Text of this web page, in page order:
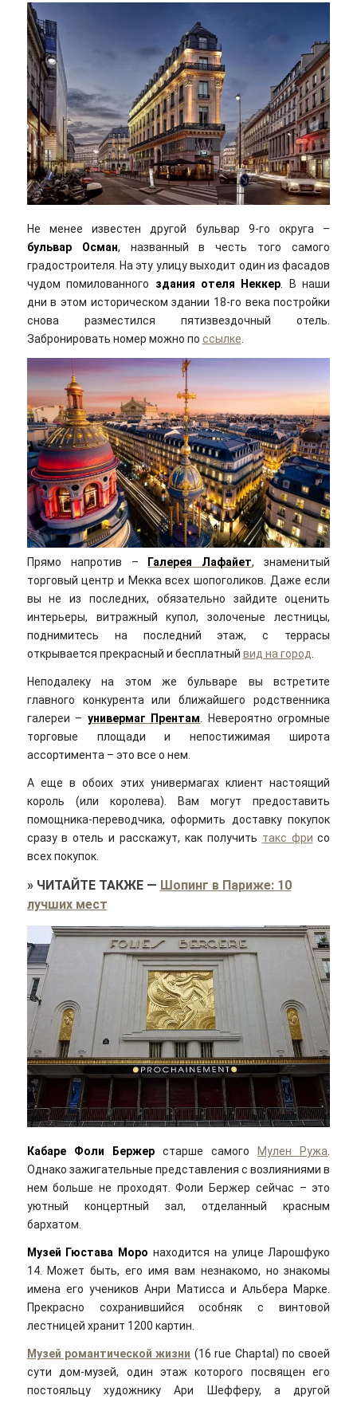
Не менее известен другой бульвар 9-го округа –
бульвар Осман, названный в честь того самого
градостроителя. На эту улицу выходит один из фасадов
чудом помилованного здания отеля Неккер . В наши
дни в этом историческом здании 18-го века постройки
снова разместился пятизвездочный отель.
Забронировать номер можно по ссылке
Прямо напротив – Галерея Лафайет, знаменитый
торговый центр и Мекка всех шопоголиков. Даже если
вы не из последних, обязательно зайдите оценить
интерьеры, витражный купол, золоченые лестницы,
поднимитесь на последний этаж, с террасы
открывается прекрасный и бесплатный вид на город
Неподалеку на этом же бульваре вы встретите
главного конкурента или ближайшего родственника
галереи – универмаг Прентам . Невероятно огромные
торговые площади и непостижимая широта
ассортимента – это все о нем.
А еще в обоих этих универмагах клиент настоящий
король (или королева). Вам могут предоставить
помощника-переводчика, оформить доставку покупок
сразу в отель и расскажут, как получить такс фри со
всех покупок.
» ЧИТАЙТЕ ТАКЖЕ— Шопинг в Париже: 10
лучших мест
Кабаре Фоли Бержерстарше самого Мулен Ружа
Однако зажигательные представления с возлияниями в
нем больше не проходят. Фоли Бержер сейчас – это
уютный концертный зал, отделанный красным
бархатом.
Музей Гюстава Моро находится на улице Ларошфуко
14. Может быть, его имя вам незнакомо, но знакомы
имена его учеников Анри Матисса и Альбера Марке.
Прекрасно сохранившийся особняк с винтовой
лестницей хранит 1200 картин.
Музей романтической жизни (16 rue Chaptal) по своей
сути дом-музей, один этаж которого посвящен его
постояльцу художнику Ари Шефферу, а другой